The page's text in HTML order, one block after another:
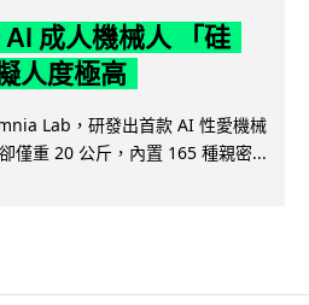
成人機械人 「硅
人度極高
Lab，研發出首款 AI 性愛機械
僅重 20 公斤，內置 165 種親密...